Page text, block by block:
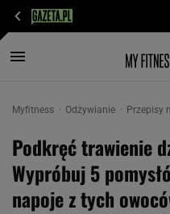
Myfitness Odżywianie Przepisy
Podkręć trawienie
Wypróbuj 5
napoje z tych